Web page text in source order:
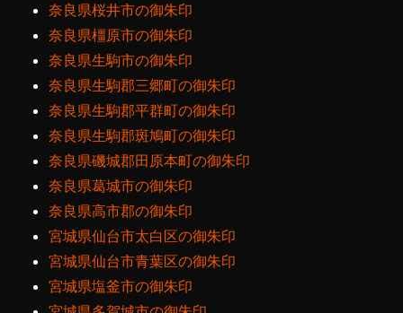
奈良県桜井市の御朱印
奈良県橿原市の御朱印
奈良県生駒市の御朱印
奈良県生駒郡三郷町の御朱印
奈良県生駒郡平群町の御朱印
奈良県生駒郡斑鳩町の御朱印
奈良県磯城郡田原本町の御朱印
奈良県葛城市の御朱印
奈良県高市郡の御朱印
宮城県仙台市太白区の御朱印
宮城県仙台市青葉区の御朱印
宮城県塩釜市の御朱印